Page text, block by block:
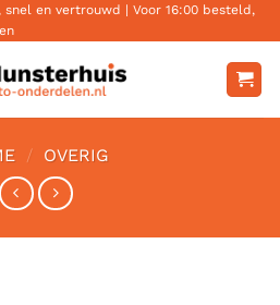
en vertrouwd | Voor 16:00 besteld,
/ OVERIG